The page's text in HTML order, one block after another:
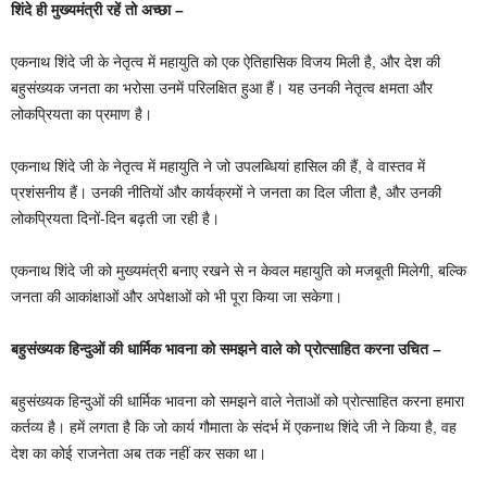
शिंदे ही मुख्यमंत्री रहें तो अच्छा –
एकनाथ शिंदे जी के नेतृत्व में महायुति को एक ऐतिहासिक विजय मिली है, और देश की
बहुसंख्यक जनता का भरोसा उनमें परिलक्षित हुआ हैं। यह उनकी नेतृत्व क्षमता और
लोकप्रियता का प्रमाण है।
एकनाथ शिंदे जी के नेतृत्व में महायुति ने जो उपलब्धियां हासिल की हैं, वे वास्तव में
प्रशंसनीय हैं। उनकी नीतियों और कार्यक्रमों ने जनता का दिल जीता है, और उनकी
लोकप्रियता दिनों-दिन बढ़ती जा रही है।
एकनाथ शिंदे जी को मुख्यमंत्री बनाए रखने से न केवल महायुति को मजबूती मिलेगी, बल्कि
जनता की आकांक्षाओं और अपेक्षाओं को भी पूरा किया जा सकेगा।
बहुसंख्यक हिन्दुओं की धार्मिक भावना को समझने वाले को प्रोत्साहित करना उचित –
बहुसंख्यक हिन्दुओं की धार्मिक भावना को समझने वाले नेताओं को प्रोत्साहित करना हमारा
कर्तव्य है। हमें लगता है कि जो कार्य गौमाता के संदर्भ में एकनाथ शिंदे जी ने किया है, वह
देश का कोई राजनेता अब तक नहीं कर सका था।